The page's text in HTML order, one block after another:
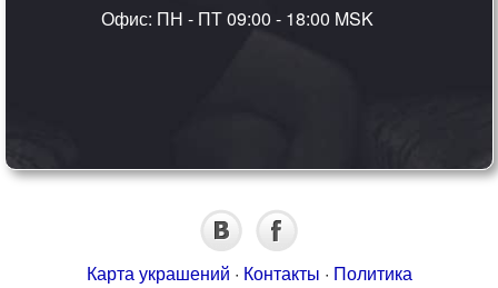
Офис: ПН - ПТ 09:00 - 18:00 MSK
Карта украшений · Контакты · Политика